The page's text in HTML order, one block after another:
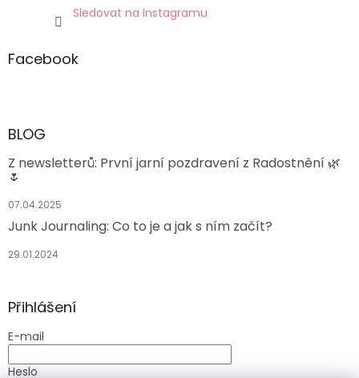
Sledovat na Instagramu
Facebook
BLOG
Z newsletterů: První jarní pozdravení z Radostnění 🌿
🌷
07.04.2025
Junk Journaling: Co to je a jak s ním začít?
29.01.2024
Přihlášení
E-mail
Heslo